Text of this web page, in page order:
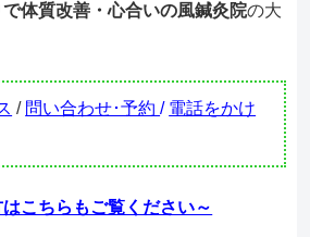
体質改善・心合いの風鍼灸院の大
/ 問い合わせ･予約/ 電話をかけ
こちらもご覧ください～